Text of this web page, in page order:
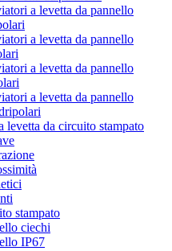
a levetta da pannello
a levetta da pannello
a levetta da pannello
a levetta da pannello
levetta da circuito stampato
stampato
ciechi
IP67